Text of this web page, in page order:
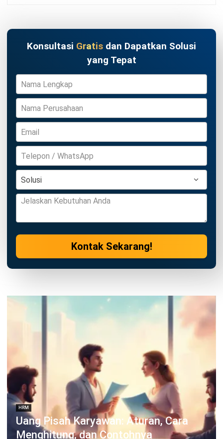
HRM
Uang Pisah Karyawan: Aturan, Cara
Menghitung, dan Contohnya
Mengenal Cuti Block Leave dan
Manfaatnya bagi Perusahaan
Irga Afghani - 07/08/2026